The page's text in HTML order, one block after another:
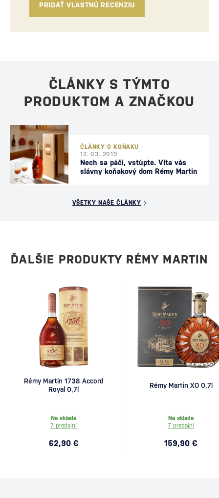
PRIDAŤ VLASTNÚ RECENZIU
ČLÁNKY S TÝMTO
PRODUKTOM A ZNAČKOU
ČLÁNKY O KOŇAKU
12. 03. 2019
Nech sa páči, vstúpte. Víta vás
slávny koňakový dom Rémy Martin
VŠETKY NAŠE ČLÁNKY
ĎALŠIE PRODUKTY RÉMY MARTIN
Rémy Martin 1738 Accord
Royal 0,7l
Na sklade
7 predajní
62,90 €
Rémy Martin XO 0,7l
Na sklade
7 predajní
159,90 €